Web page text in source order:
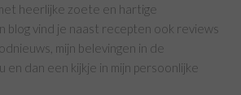
heerlijke zoete en hartige
blog vind je naast recepten ook reviews
mijn belevingen in de
en dan een kijkje in mijn persoonlijke